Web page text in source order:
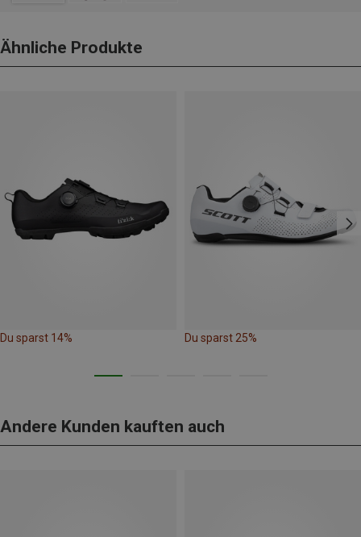
Ähnliche Produkte
Du sparst 14% Du sparst 25%
Andere Kunden kauften auch